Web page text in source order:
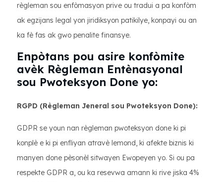
règleman sou enfòmasyon prive ou tradui a pa konfòm
ak egzijans legal yon jiridiksyon patikilye, konpayi ou an
ka fè fas ak gwo penalite finansye.
Enpòtans pou asire konfòmite
avèk Règleman Entènasyonal
sou Pwoteksyon Done yo:
RGPD (Règleman Jeneral sou Pwoteksyon Done):
GDPR se youn nan règleman pwoteksyon done ki pi
konplè e ki pi enfliyan atravè lemond, ki afekte biznis ki
manyen done pèsonèl sitwayen Ewopeyen yo. Si ou pa
respekte GDPR a, ou ka resevwa amann ki rive jiska 4%